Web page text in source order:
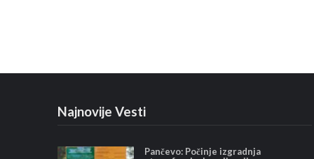
Najnovije Vesti
Pančevo: Počinje izgradnja